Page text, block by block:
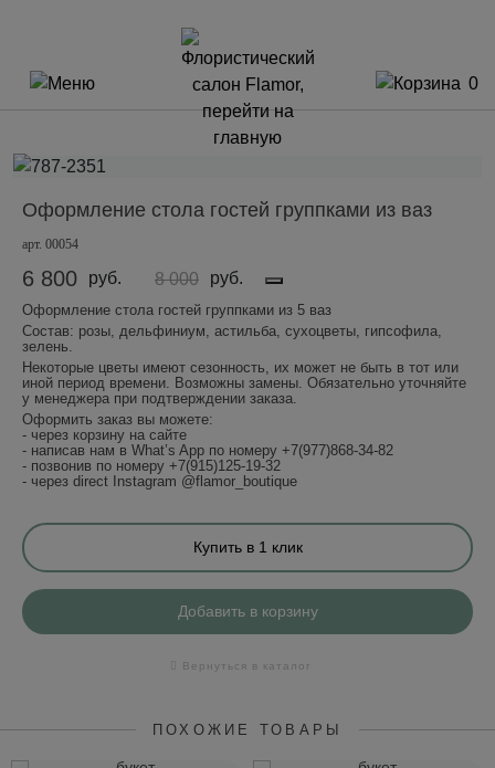
0
Оформление стола гостей группками из ваз
арт. 00054
Оформление стола гостей группками из 5 ваз
Состав: розы, дельфиниум, астильба, сухоцветы, гипсофила,
зелень.
Некоторые цветы имеют сезонность, их может не быть в тот или
иной период времени. Возможны замены. Обязательно уточняйте
у менеджера при подтверждении заказа.
Оформить заказ вы можете:
- через корзину на сайте
- написав нам в What’s App по номеру +7(977)868-34-82
- позвонив по номеру +7(915)125-19-32
- через direct Instagram @flamor_boutique
6 800 руб. 8 000 руб.
Купить в 1 клик
Добавить в корзину
Вернуться в каталог
ПОХОЖИЕ ТОВАРЫ